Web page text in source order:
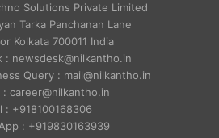
Solutions Private Limited
Tarka Panchanan Lane
Kolkata 700011 India
: newsdesk@nilkantho.in
Query : mail@nilkantho.in
: career@nilkantho.in
: +918100168306
: +919830163939